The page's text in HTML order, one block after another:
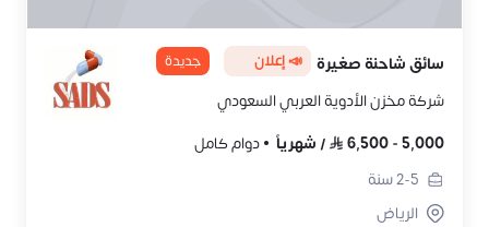
سائق شاحنة صغيرة 📣 إعلان جديدة
شركة مخزن الأدوية العربي السعودي
5,000
-
6,500
/ شهرياً
دوام كامل
2-5سنة
الرياض